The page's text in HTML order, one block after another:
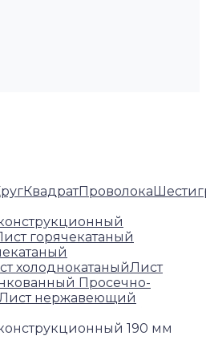
КвадратПроволока
горячекатаный
холоднокатаныйЛист
Просечно-
нержавеющий
190 мм